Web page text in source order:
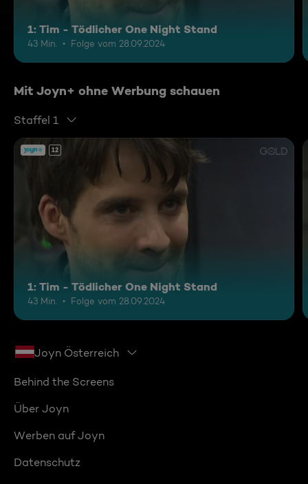
1: Tim - Tödlicher One Night Stand
43 Min. Folge vom 28.09.2024
Mit Joyn+ ohne Werbung schauen
Staffel 1
12
1: Tim - Tödlicher One Night Stand
43 Min. Folge vom 28.09.2024
Joyn Österreich
Behind the Screens
Über Joyn
Werben auf Joyn
Datenschutz